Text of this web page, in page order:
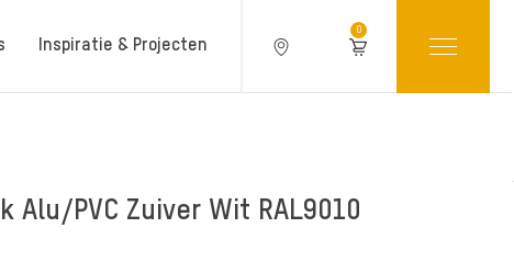
Inspiratie & Projecten
0
Alu/PVC Zuiver Wit RAL9010